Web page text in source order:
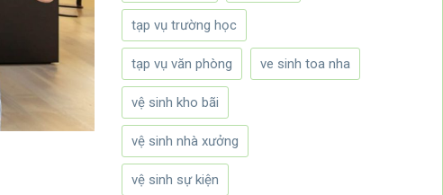
tạp vụ trường học
tạp vụ văn phòng ve sinh toa nha
vệ sinh kho bãi
vệ sinh nhà xưởng
vệ sinh sự kiện